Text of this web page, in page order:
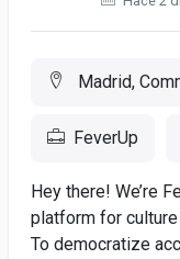
Madrid,
FeverUp
Hey there! We’re
platform for
To democratize